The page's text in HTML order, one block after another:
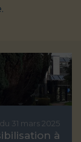
31 mars 2025
à